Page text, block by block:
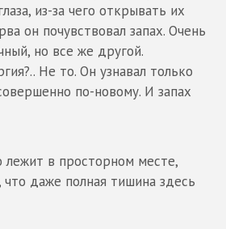
из-за чего открывать их
он почувствовал запах. Очень
но все же другой.
Не то. Он узнавал только
по-новому. И запах
лежит в просторном месте,
что даже полная тишина здесь